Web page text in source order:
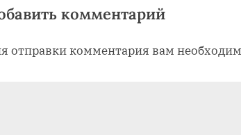
комментарий
отправки комментария вам